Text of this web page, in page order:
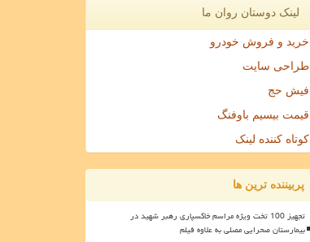
لینک دوستان روان ما
خرید و فروش خودرو
طراحی سایت
فیش حج
قیمت بیسیم باوفنگ
کوتاه کننده لینک
پربیننده ترین ها
تجهیز 100 تخت ویژه مراسم خاکسپاری رهبر شهید در
بیمارستان صحرایی مصلی به علاوه فیلم